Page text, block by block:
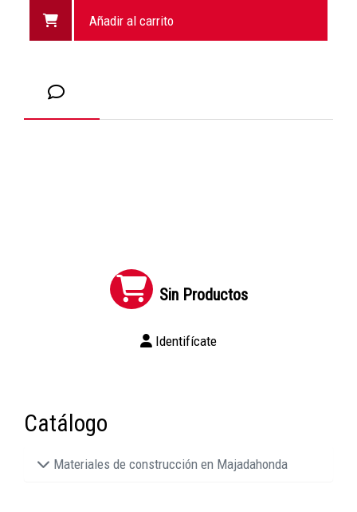
Añadir al carrito
Sin Productos
Identifícate
Catálogo
Materiales de construcción en Majadahonda